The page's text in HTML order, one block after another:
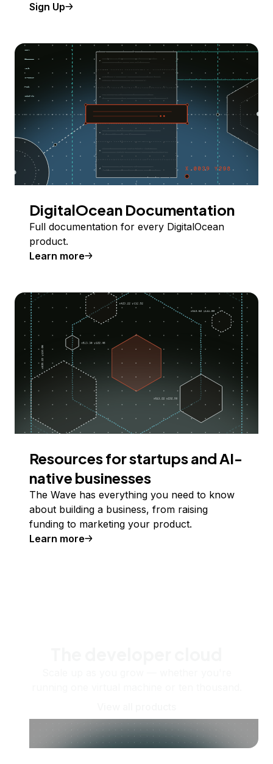
Sign Up
DigitalOcean Documentation
Full documentation for every DigitalOcean
product.
Learn more
Resources for startups and AI-
native businesses
The Wave has everything you need to know
about building a business, from raising
funding to marketing your product.
Learn more